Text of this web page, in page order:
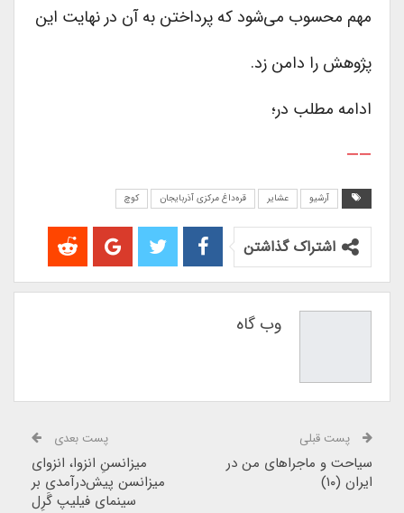
مهم محسوب می‌شود که پرداختن به آن در نهایت این
پژوهش را دامن زد.
ادامه مطلب در؛
——
آرشیو عشایر قره‌داغ مرکزی آذربایجان کوچ
اشتراک گذاشتن
وب گاه
پست قبلی
سیاحت و ماجراهای من در
ایران (۱۰)
پست بعدی
میزانسن‌ِ انزوا، انزوای
میزانسن پیش‌درآمدی بر
سینمای فیلیپ گَرِل